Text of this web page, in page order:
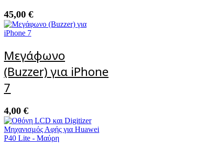
45,00 €
Μεγάφωνο
(Buzzer) για iPhone
7
4,00 €